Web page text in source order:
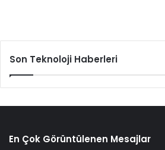
Son Teknoloji Haberleri
En Çok Görüntülenen Mesajlar